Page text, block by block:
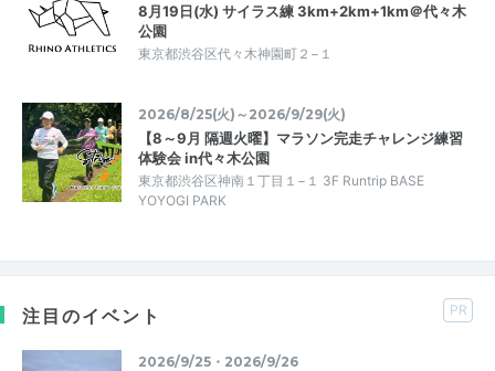
8月19日(水) サイラス練 3km+2km+1km＠代々木
公園
東京都渋谷区代々木神園町２−１
2026/8/25(火)～2026/9/29(火)
【8～9月 隔週火曜】マラソン完走チャレンジ練習
体験会 in代々木公園
東京都渋谷区神南１丁目１−１ 3F Runtrip BASE
YOYOGI PARK
注目のイベント PR
2026/9/25・2026/9/26